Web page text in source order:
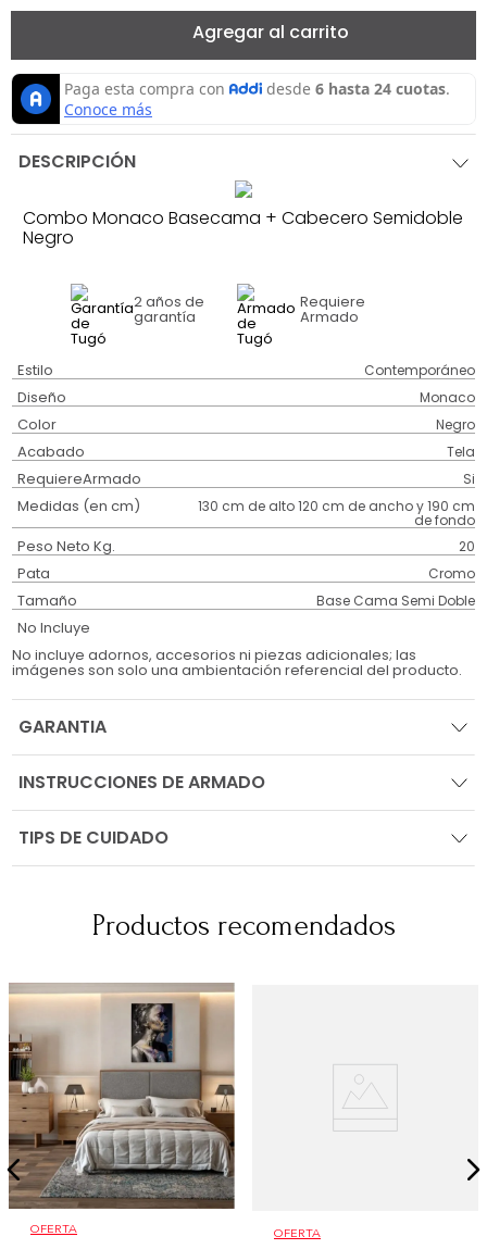
Agregar al carrito
DESCRIPCIÓN
Combo Monaco Basecama + Cabecero Semidoble
Negro
2 años de
garantía
Requiere
Armado
Estilo Contemporáneo
Diseño Monaco
Color Negro
Acabado Tela
RequiereArmado Si
Medidas (en cm) 130 cm de alto 120 cm de ancho y 190 cm
de fondo
Peso Neto Kg. 20
Pata Cromo
Tamaño Base Cama Semi Doble
No Incluye
No incluye adornos, accesorios ni piezas adicionales; las
imágenes son solo una ambientación referencial del producto.
GARANTIA
INSTRUCCIONES DE ARMADO
TIPS DE CUIDADO
Productos recomendados
OFERTA OFERTA